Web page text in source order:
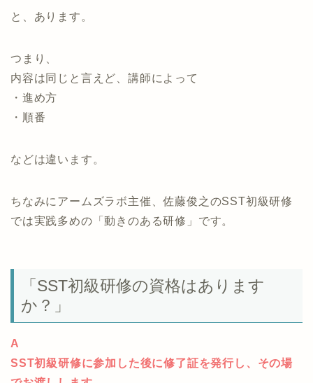
と、あります。
つまり、
内容は同じと言えど、講師によって
・進め方
・順番
などは違います。
ちなみにアームズラボ主催、佐藤俊之のSST初級研修
では実践多めの「動きのある研修」です。
「SST初級研修の資格はあります
か？」
A
SST初級研修に参加した後に修了証を発行し、その場